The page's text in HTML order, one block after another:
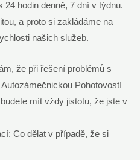
24 hodin denně, 7 dní v týdnu.
a proto si zakládáme na
našich služeb.
že při řešení problémů s
Pohotovostí
mít vždy jistotu, že jste v